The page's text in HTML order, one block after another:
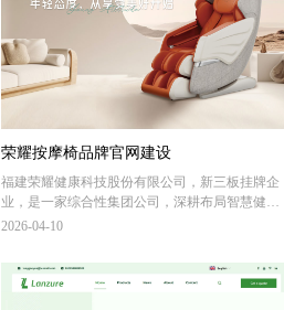
荣耀按摩椅品牌官网建设
福建荣耀健康科技股份有限公司，新三板挂牌企
业，是一家综合性集团公司，深耕布局智慧健康
产业。公司秉承“科技引领健康生活”的企业使命，
售，公司已拥有4大智能制造产业园区合计7万多
平方米，主要生产智能按摩椅、家居按摩椅、商
2026-04-10